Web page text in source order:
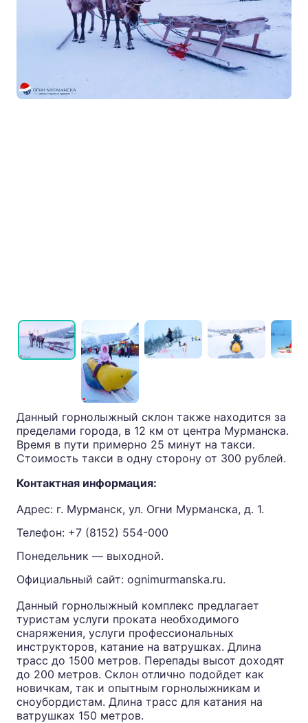
Данный горнолыжный склон также находится за
пределами города, в 12 км от центра Мурманска.
Время в пути примерно 25 минут на такси.
Стоимость такси в одну сторону от 300 рублей.
Контактная информация:
Адрес: г. Мурманск, ул. Огни Мурманска, д. 1.
Телефон: +7 (8152) 554-000
Понедельник — выходной.
Официальный сайт: ognimurmanska.ru.
Данный горнолыжный комплекс предлагает
туристам услуги проката необходимого
снаряжения, услуги профессиональных
инструкторов, катание на ватрушках. Длина
трасс до 1500 метров. Перепады высот доходят
до 200 метров. Склон отлично подойдет как
новичкам, так и опытным горнолыжникам и
сноубордистам. Длина трасс для катания на
ватрушках 150 метров.